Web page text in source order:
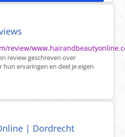
review/
review geschreven over
hun ervaringen en deel je eigen
| Dordrecht